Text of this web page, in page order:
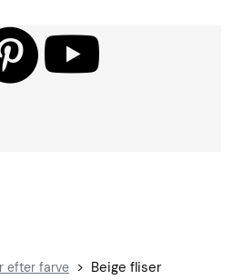
efter farve > Beige fliser